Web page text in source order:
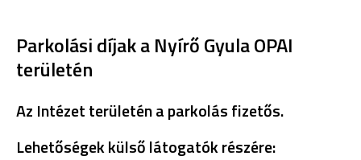
Parkolási díjak a Nyírő Gyula OPAI
területén
Az Intézet területén a parkolás fizetős.
Lehetőségek külső látogatók részére: